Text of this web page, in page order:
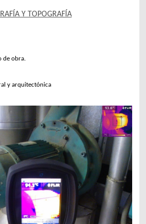
Y TOPOGRAFÍA
de obra.
y arquitectónica